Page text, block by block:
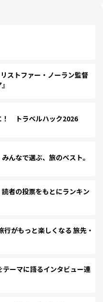
ストファー・ノーラン監督
！ トラベルハック2026
んなで選ぶ、旅のベスト。
者の投票をもとにランキン
がもっと楽しくなる 旅先・
ーマに語るインタビュー連